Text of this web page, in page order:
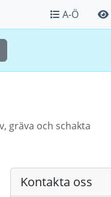
A-Ö
gräva och schakta
Kontakta oss